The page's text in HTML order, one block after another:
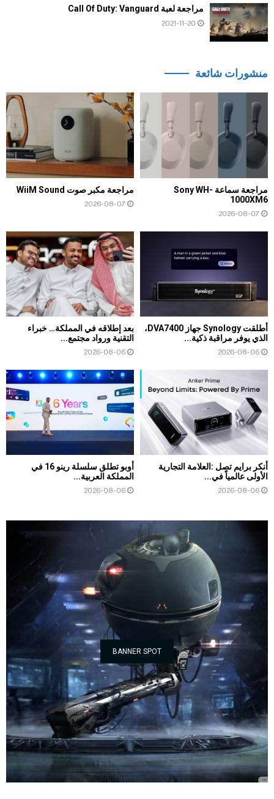
مراجعة لعبة Call Of Duty: Vanguard
2021-11-20
منشورات شائعة
مراجعة سماعة Sony WH-
1000XM6
2026-08-07
مراجعة مكبر صوت WiiM Sound
2026-08-07
أطلقت Synology جهاز DVA7400،
الذي يوفر مراقبة ذكية...
2026-08-06
بعد إطلاقه في المملكة… خبراء
التقنية ورواد مجتمع...
2026-08-06
أنكر برايم تصل :العلامة التجارية
الأولى عالمياً في...
2026-08-06
أوبو تطلق سلسلة رينو 16 في
المملكة العربية...
2026-08-06
BANNER SPOT